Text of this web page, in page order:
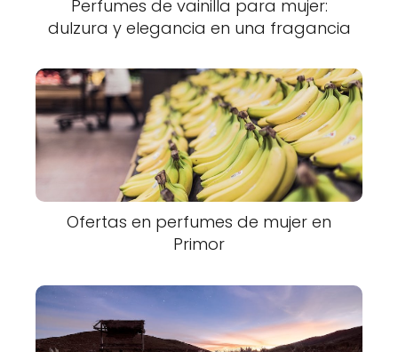
Perfumes de vainilla para mujer:
dulzura y elegancia en una fragancia
Ofertas en perfumes de mujer en
Primor